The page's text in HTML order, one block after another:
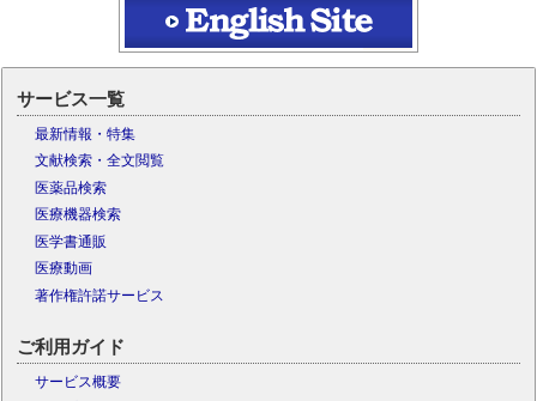
サービス一覧
最新情報・特集
文献検索・全文閲覧
医薬品検索
医療機器検索
医学書通販
医療動画
著作権許諾サービス
ご利用ガイド
サービス概要